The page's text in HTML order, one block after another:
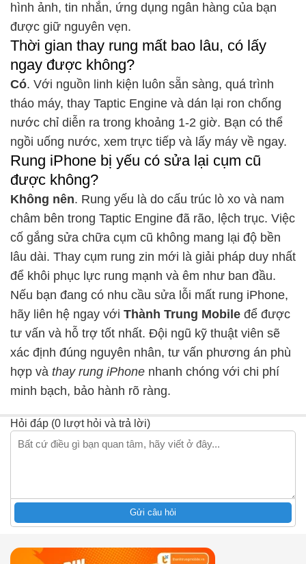
hình ảnh, tin nhắn, ứng dụng ngân hàng của bạn
được giữ nguyên vẹn.
Thời gian thay rung mất bao lâu, có lấy
ngay được không?
Có. Với nguồn linh kiện luôn sẵn sàng, quá trình
tháo máy, thay Taptic Engine và dán lại ron chống
nước chỉ diễn ra trong khoảng 1-2 giờ. Bạn có thể
ngồi uống nước, xem trực tiếp và lấy máy về ngay.
Rung iPhone bị yếu có sửa lại cụm cũ
được không?
Không nên. Rung yếu là do cấu trúc lò xo và nam
châm bên trong Taptic Engine đã rão, lệch trục. Việc
cố gắng sửa chữa cụm cũ không mang lại độ bền
lâu dài. Thay cụm rung zin mới là giải pháp duy nhất
để khôi phục lực rung mạnh và êm như ban đầu.
Nếu bạn đang có nhu cầu sửa lỗi mất rung iPhone,
hãy liên hệ ngay với Thành Trung Mobile để được
tư vấn và hỗ trợ tốt nhất. Đội ngũ kỹ thuật viên sẽ
xác định đúng nguyên nhân, tư vấn phương án phù
hợp và thay rung iPhone nhanh chóng với chi phí
minh bạch, bảo hành rõ ràng.
Hỏi đáp (0 lượt hỏi và trả lời)
Gửi câu hỏi